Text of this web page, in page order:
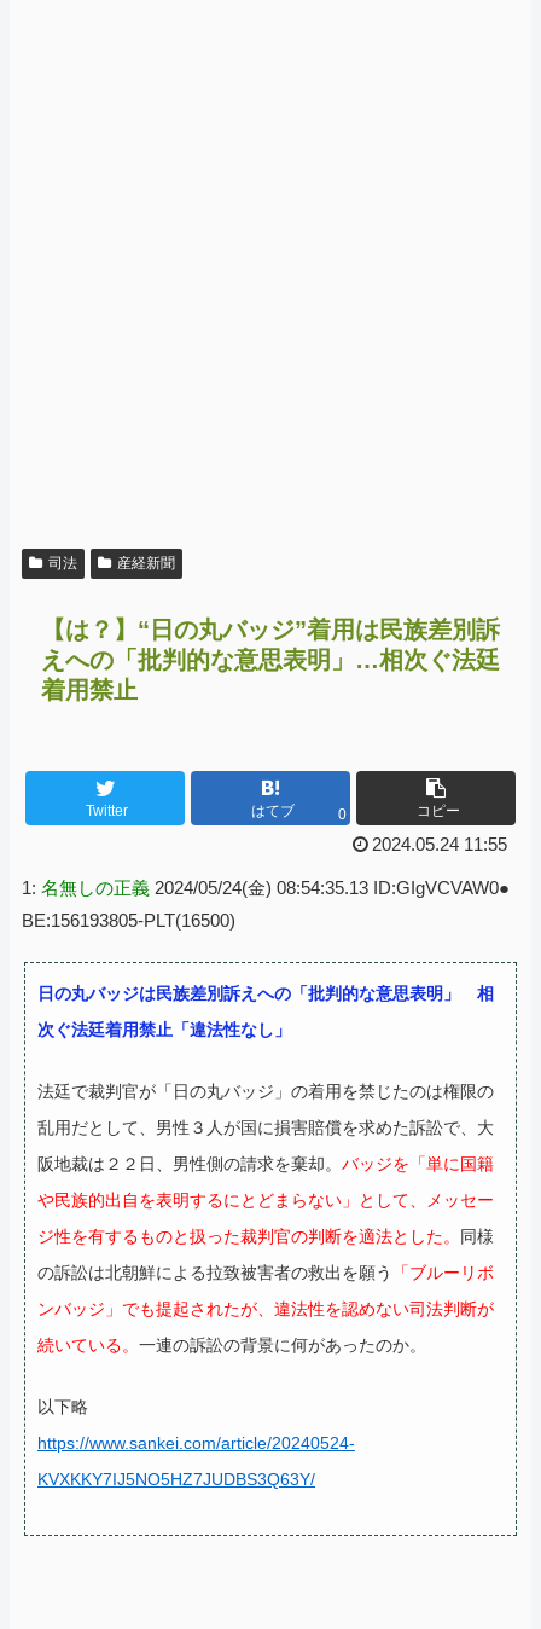
司法 産経新聞
【は？】“日の丸バッジ”着用は民族差別訴
えへの「批判的な意思表明」…相次ぐ法廷
着用禁止
Twitter はてブ 0 コピー
2024.05.24 11:55
1: 名無しの正義 2024/05/24(金) 08:54:35.13 ID:GIgVCVAW0●
BE:156193805-PLT(16500)
日の丸バッジは民族差別訴えへの「批判的な意思表明」 相
次ぐ法廷着用禁止「違法性なし」
法廷で裁判官が「日の丸バッジ」の着用を禁じたのは権限の
乱用だとして、男性３人が国に損害賠償を求めた訴訟で、大
阪地裁は２２日、男性側の請求を棄却。 バッジを「単に国籍
や民族的出自を表明するにとどまらない」として、メッセー
ジ性を有するものと扱った裁判官の判断を適法とした。 同様
の訴訟は北朝鮮による拉致被害者の救出を願う
「ブルーリボ
ンバッジ」でも提起されたが、違法性を認めない司法判断が
続いている。 一連の訴訟の背景に何があったのか。
以下略
https://www.sankei.com/article/20240524-
KVXKKY7IJ5NO5HZ7JUDBS3Q63Y/